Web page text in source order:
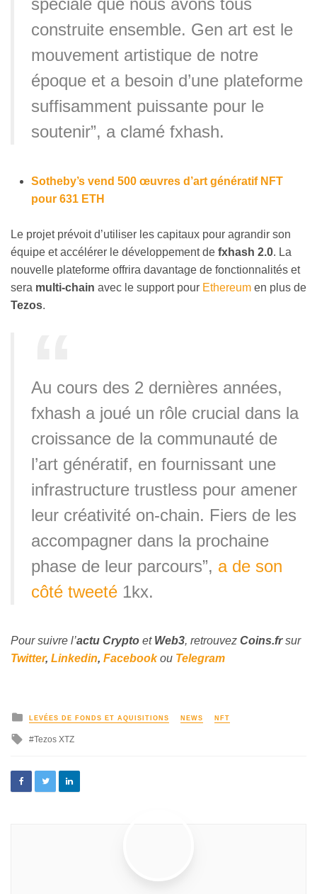
spéciale que nous avons tous
construite ensemble. Gen art est le
mouvement artistique de notre
époque et a besoin d’une plateforme
suffisamment puissante pour le
soutenir”, a clamé fxhash.
Sotheby’s vend 500 œuvres d’art génératif NFT
pour 631 ETH
Le projet prévoit d’utiliser les capitaux pour agrandir son
équipe et accélérer le développement de fxhash 2.0. La
nouvelle plateforme offrira davantage de fonctionnalités et
sera multi-chain avec le support pour Ethereum en plus de
Tezos.
Au cours des 2 dernières années,
fxhash a joué un rôle crucial dans la
croissance de la communauté de
l’art génératif, en fournissant une
infrastructure trustless pour amener
leur créativité on-chain. Fiers de les
accompagner dans la prochaine
phase de leur parcours”, a de son
côté tweeté 1kx.
Pour suivre l’actu Crypto et Web3, retrouvez Coins.frsur
Twitter, Linkedin, Facebookou Telegram
LEVÉES DE FONDS ET AQUISITIONS NEWS NFT
Tezos XTZ